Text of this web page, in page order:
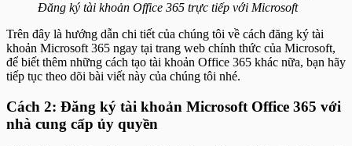
Đăng ký tài khoản Office 365 trực tiếp với Microsoft
Trên đây là hướng dẫn chi tiết của chúng tôi về cách đăng ký tài
khoản Microsoft 365 ngay tại trang web chính thức của Microsoft,
để biết thêm những cách tạo tài khoản Office 365 khác nữa, bạn hãy
tiếp tục theo dõi bài viết này của chúng tôi nhé.
Cách 2: Đăng ký tài khoản Microsoft Office 365 với
nhà cung cấp ủy quyền